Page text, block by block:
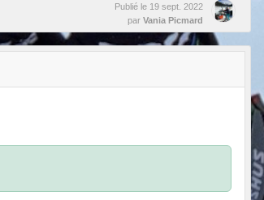
Publié le 19 sept. 2022
par Vania Picmard